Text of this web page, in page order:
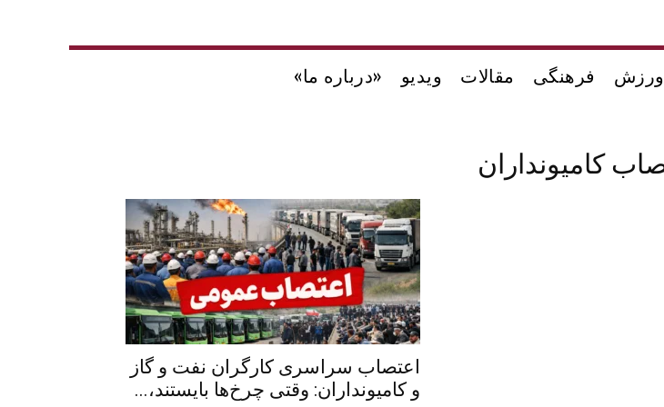
ورزش فرهنگی مقالات ویدیو «درباره ما»
اعتصاب سراسری کارگران نفت و گاز
و کامیونداران: وقتی چرخ‌ها بایستند،...